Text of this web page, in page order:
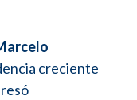
creciente